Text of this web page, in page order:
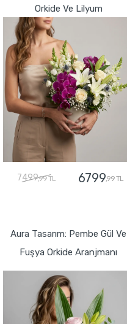
Orkide Ve Lilyum
7499,99 TL 6799,99 TL
Aura Tasarım: Pembe Gül Ve
Fuşya Orkide Aranjmanı